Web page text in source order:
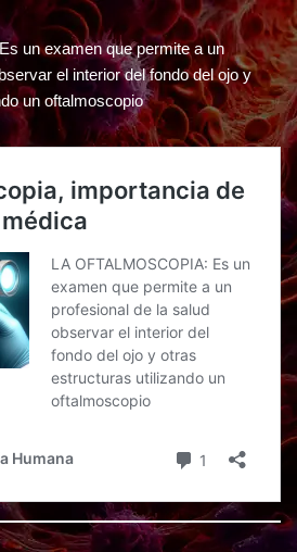
un examen que permite a un
el interior del fondo del ojo y
un oftalmoscopio